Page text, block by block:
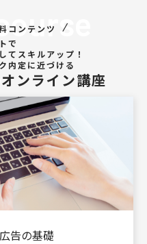
コンテンツ
で
てスキルアップ！
内定に近づける
ンライン講座
告の基礎